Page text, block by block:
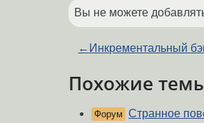
Вы не можете
← Инкрементальный
Похожие
Форум Странное